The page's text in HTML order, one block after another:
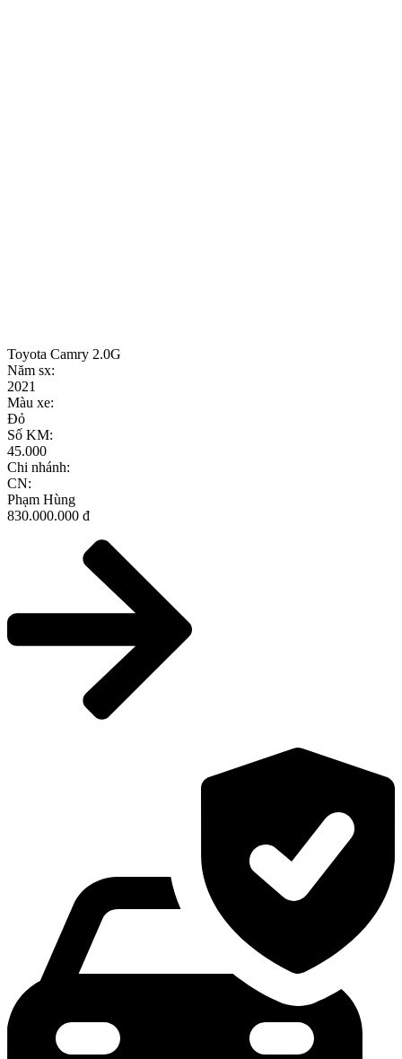
Toyota Camry 2.0G
Năm sx:
2021
Màu xe:
Đỏ
Số KM:
45.000
Chi nhánh:
CN:
Phạm Hùng
830.000.000 đ